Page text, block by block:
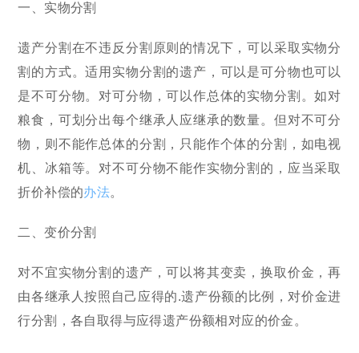
一、实物分割
遗产分割在不违反分割原则的情况下，可以采取实物分
割的方式。适用实物分割的遗产，可以是可分物也可以
是不可分物。对可分物，可以作总体的实物分割。如对
粮食，可划分出每个继承人应继承的数量。但对不可分
物，则不能作总体的分割，只能作个体的分割，如电视
机、冰箱等。对不可分物不能作实物分割的，应当采取
折价补偿的办法。
二、变价分割
对不宜实物分割的遗产，可以将其变卖，换取价金，再
由各继承人按照自己应得的.遗产份额的比例，对价金进
行分割，各自取得与应得遗产份额相对应的价金。